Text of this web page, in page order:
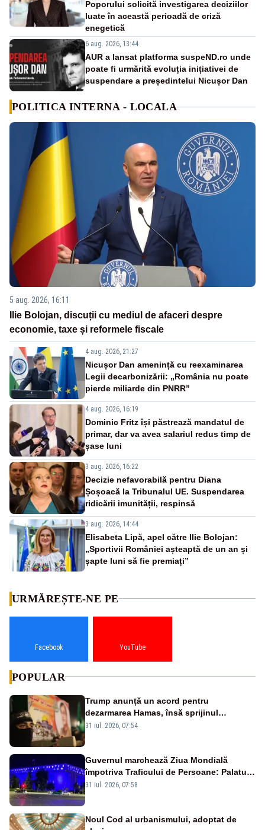
Poporului solicită investigarea deciziilor
luate în această perioadă de criză
enegetică
6 aug. 2026, 13:44
AUR a lansat platforma suspeND.ro unde
poate fi urmărită evoluția inițiativei de
suspendare a președintelui Nicușor Dan
POLITICA INTERNA - LOCALA
5 aug. 2026, 16:11
Ilie Bolojan, discuții cu mediul de afaceri despre
economie, taxe și reformele fiscale
4 aug. 2026, 21:27
Nicușor Dan amenință cu reexaminarea
Legii decarbonizării: „România nu poate
pierde miliarde din PNRR”
4 aug. 2026, 16:19
Dominic Fritz își păstrează mandatul de
primar, dar va avea salariul redus timp de
șase luni
3 aug. 2026, 16:22
Decizie nefavorabilă pentru Diana
Șoșoacă la Tribunalul UE. Suspendarea
ridicării imunității, respinsă
3 aug. 2026, 14:44
Elisabeta Lipă, apel către Ilie Bolojan:
„Sportivii României așteaptă de un an și
șapte luni să fie premiați”
URMĂREȘTE-NE PE
Facebook YouTube
POPULAR
Trump anunță un acord pentru
dezarmarea Hamas, însă sprijinul
Israelului rămâne incert
31 iul. 2026, 07:54
Guvernul marchează Ziua Mondială
împotriva Traficului de Persoane: Palatul
Victoria, iluminat în albastru
31 iul. 2026, 07:58
Noul Cod al urbanismului, adoptat de